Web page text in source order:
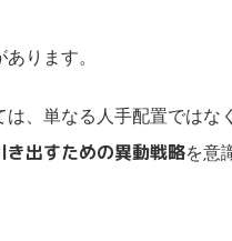
ります。
、単なる人手配置ではな
き出すための異動戦略を意